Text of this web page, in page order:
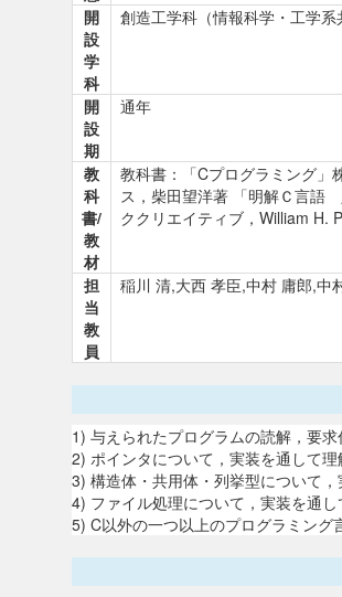
開
設
学
科
創造工学科（情報科学・工学系
開
設
期
通年
教
科
書/
教
材
教科書：「Cプログラミング」
ス，柴田望洋著 「明解Ｃ言語
ククリエイティブ，William H.
担
当
教
員
稲川 清,大西 孝臣,中村 庸郎,中
1) 与えられたプログラムの読解，要
2) ポインタについて，実装を通して理
3) 構造体・共用体・列挙型について
4) ファイル処理について，実装を通し
5) C以外の一つ以上のプログラミン